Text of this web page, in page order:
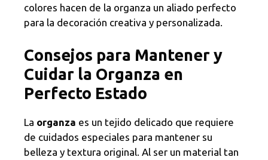
colores hacen de la organza un aliado perfecto
para la decoración creativa y personalizada.
Consejos para Mantener y
Cuidar la Organza en
Perfecto Estado
La organza es un tejido delicado que requiere
de cuidados especiales para mantener su
belleza y textura original. Al ser un material tan